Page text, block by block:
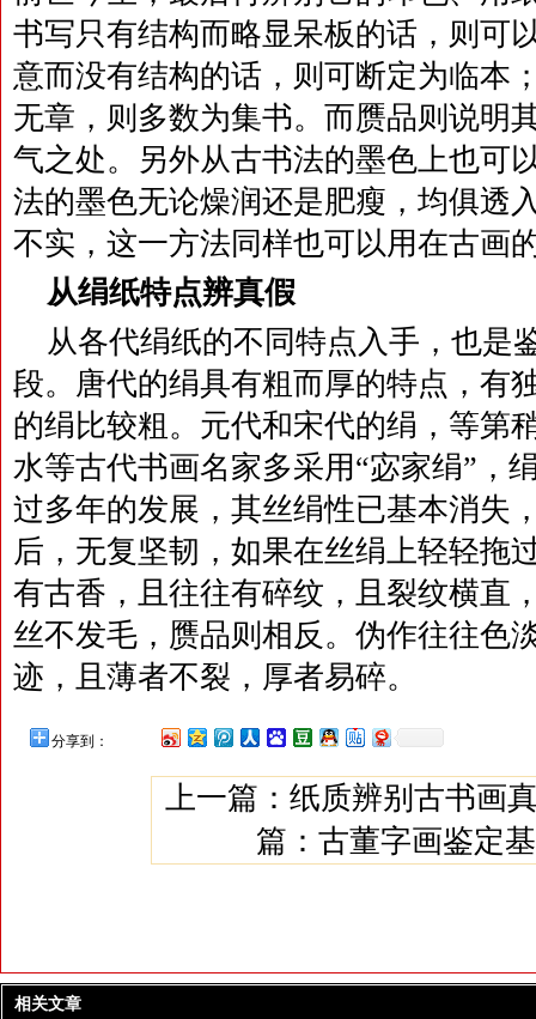
书写只有结构而略显呆板的话，则可
意而没有结构的话，则可断定为临本
无章，则多数为集书。而赝品则说明
气之处。另外从古书法的墨色上也可
法的墨色无论燥润还是肥瘦，均俱透
不实，这一方法同样也可以用在古画
从绢纸特点辨真假
从各代绢纸的不同特点入手，也是
段。唐代的绢具有粗而厚的特点，有
的绢比较粗。元代和宋代的绢，等第
水等古代书画名家多采用“宓家绢”，
过多年的发展，其丝绢性已基本消失
后，无复坚韧，如果在丝绢上轻轻拖
有古香，且往往有碎纹，且裂纹横直
丝不发毛，赝品则相反。伪作往往色
迹，且薄者不裂，厚者易碎。
分享到：
上一篇：纸质辨别古书画
篇： 古董字画鉴定
相关文章